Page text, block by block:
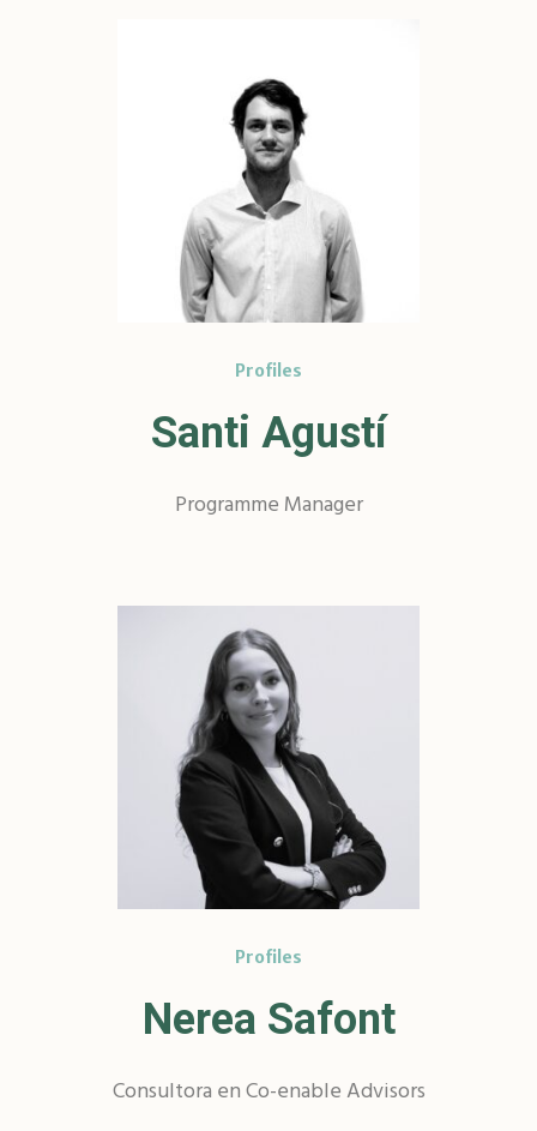
Profiles
Santi Agustí
Programme Manager
Profiles
Nerea Safont
Consultora en Co-enable Advisors